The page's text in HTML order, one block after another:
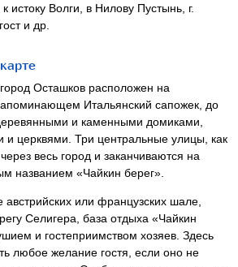
к истоку Волги, в Нилову Пустынь, г.
и др.
Осташков расположен на
Итальянский сапожек, до
и каменными домиками,
церквями. Три центральные улицы, как
весь город и заканчиваются на
названием «Чайкин берег».
или французских шале,
Селигера, база отдыха «Чайкин
и гостеприимством хозяев. Здесь
любое желание гостя, если оно не